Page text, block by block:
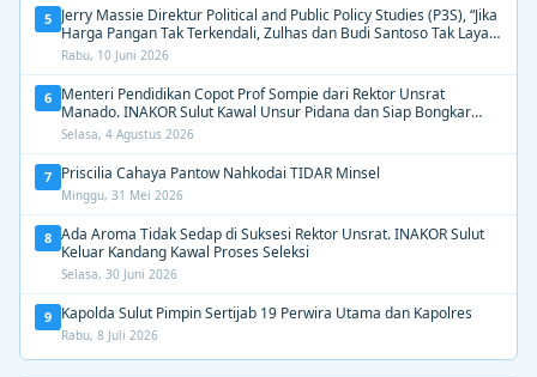
5 Jerry Massie Direktur Political and Public Policy Studies (P3S), “Jika
Harga Pangan Tak Terkendali, Zulhas dan Budi Santoso Tak Layak
Dipertahankan”
Rabu, 10 Juni 2026
6 Menteri Pendidikan Copot Prof Sompie dari Rektor Unsrat
Manado. INAKOR Sulut Kawal Unsur Pidana dan Siap Bongkar
Aroma Busuk di Suksesi Rektor
Selasa, 4 Agustus 2026
7 Priscilia Cahaya Pantow Nahkodai TIDAR Minsel
Minggu, 31 Mei 2026
8 Ada Aroma Tidak Sedap di Suksesi Rektor Unsrat. INAKOR Sulut
Keluar Kandang Kawal Proses Seleksi
Selasa, 30 Juni 2026
9 Kapolda Sulut Pimpin Sertijab 19 Perwira Utama dan Kapolres
Rabu, 8 Juli 2026